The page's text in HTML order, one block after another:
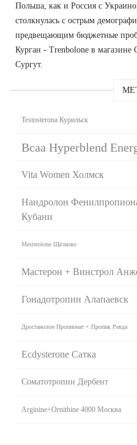
Польша, как и Россия с
столкнулась с острым
предвещающим бюджетные
Курган - Trenbolone в
Сургут.
Testosterona Курильск
Bcaa Hyperblend
Vita Women Холмск
Нандролон
Кубани
Mesterolone Щёлково
Мастерон + Винстрол
Гонадотропин Алапаевск
Дростанолон Пропионат + Пропик Ревда
Ecdysterone Сатка
Соматотропин Дербент
Arginine+Ornithine 4000 Москва